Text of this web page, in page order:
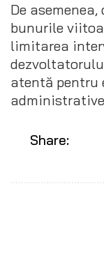
De
bunurile
limitarea
atentă pentru
Share: